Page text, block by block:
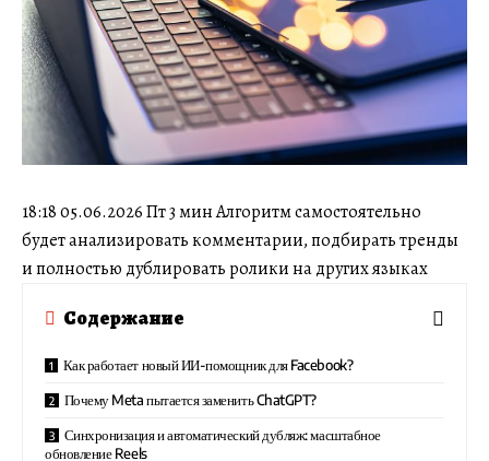
18:18 05.06.2026 Пт 3 мин Алгоритм самостоятельно
будет анализировать комментарии, подбирать тренды
и полностью дублировать ролики на других языках
Содержание
Как работает новый ИИ-помощник для Facebook?
Почему Meta пытается заменить ChatGPT?
Синхронизация и автоматический дубляж: масштабное
обновление Reels